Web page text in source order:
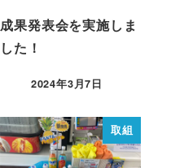
成果発表会を実施しま
した！
2024年3月7日
取組